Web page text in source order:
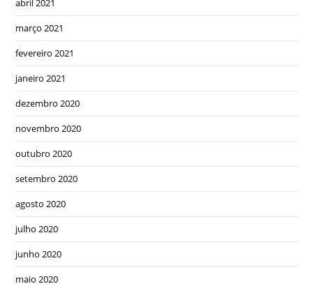
abril 2021
março 2021
fevereiro 2021
janeiro 2021
dezembro 2020
novembro 2020
outubro 2020
setembro 2020
agosto 2020
julho 2020
junho 2020
maio 2020